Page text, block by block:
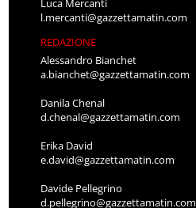
Luca Mercanti
l.mercanti@gazzettamatin.com
REDAZIONE
Alessandro Bianchet
a.bianchet@gazzettamatin.com
Danila Chenal
d.chenal@gazzettamatin.com
Erika David
e.david@gazzettamatin.com
Davide Pellegrino
d.pellegrino@gazzettamatin.com